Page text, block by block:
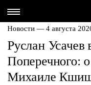
Новости — 4 августа
Руслан Усачев
Поперечного:
Михаиле